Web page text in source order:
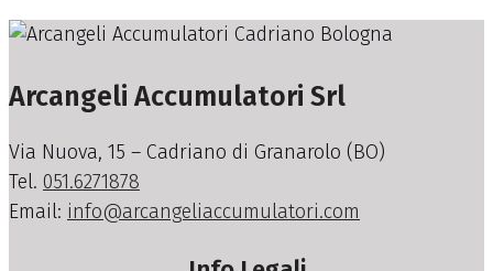
Arcangeli Accumulatori Srl
Via Nuova, 15 – Cadriano di Granarolo (BO)
Tel. 051.6271878
Email: info@arcangeliaccumulatori.com